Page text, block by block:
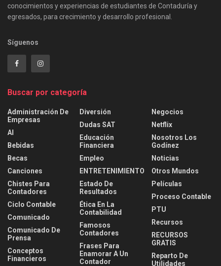
conocimientos y experiencias de estudiantes de Contaduría y
egresados, para crecimiento y desarrollo profesional.
Síguenos
Buscar por categoría
Administración De
Empresas
AI
Bebidas
Becas
Canciones
Chistes Para
Contadores
Ciclo Contable
Comunicado
Comunicado De
Prensa
Conceptos
Financieros
Diversión
Dudas SAT
Educación
Financiera
Empleo
ENTRETENIMIENTO
Estado De
Resultados
Ética En La
Contabilidad
Famosos
Contadores
Frases Para
Enamorar A Un
Contador
Negocios
Netflix
Nosotros Los
Godínez
Noticias
Otros Mundos
Películas
Proceso Contable
PTU
Recursos
RECURSOS
GRATIS
Reparto De
Utilidades